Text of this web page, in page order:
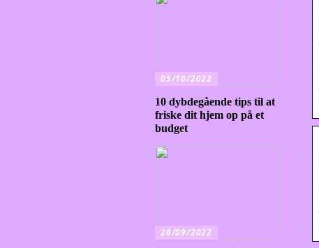
05/10/2022
10 dybdegående tips til at
friske dit hjem op på et
budget
26/09/2022